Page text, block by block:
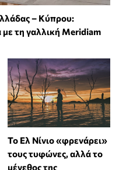
– Κύπρου:
τη γαλλική Meridiam
Το Ελ Νίνιο «φρενάρει»
τους τυφώνες, αλλά το
μέγεθος της